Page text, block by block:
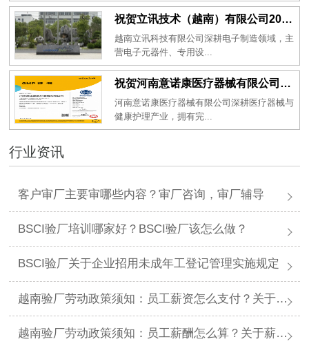
祝贺立讯技术（越南）有限公司2026年一次性成功通过RBA-VAP审核获得金牌评级！
越南立讯科技有限公司深耕电子制造领域，主
营电子元器件、专用设...
祝贺河南意诺康医疗器械有限公司2026年一次性成功通过GMP认证
河南意诺康医疗器械有限公司深耕医疗器械与
健康护理产业，拥有完...
行业资讯
客户审厂主要审哪些内容？审厂咨询，审厂辅导
BSCI验厂培训哪家好？BSCI验厂该怎么做？
BSCI验厂关于企业招用未成年工登记管理实施规定
越南验厂劳动政策须知：员工薪资怎么支付？关于薪资支付有哪些规定呢？
越南验厂劳动政策须知：员工薪酬怎么算？关于薪酬有哪些规定呢？​